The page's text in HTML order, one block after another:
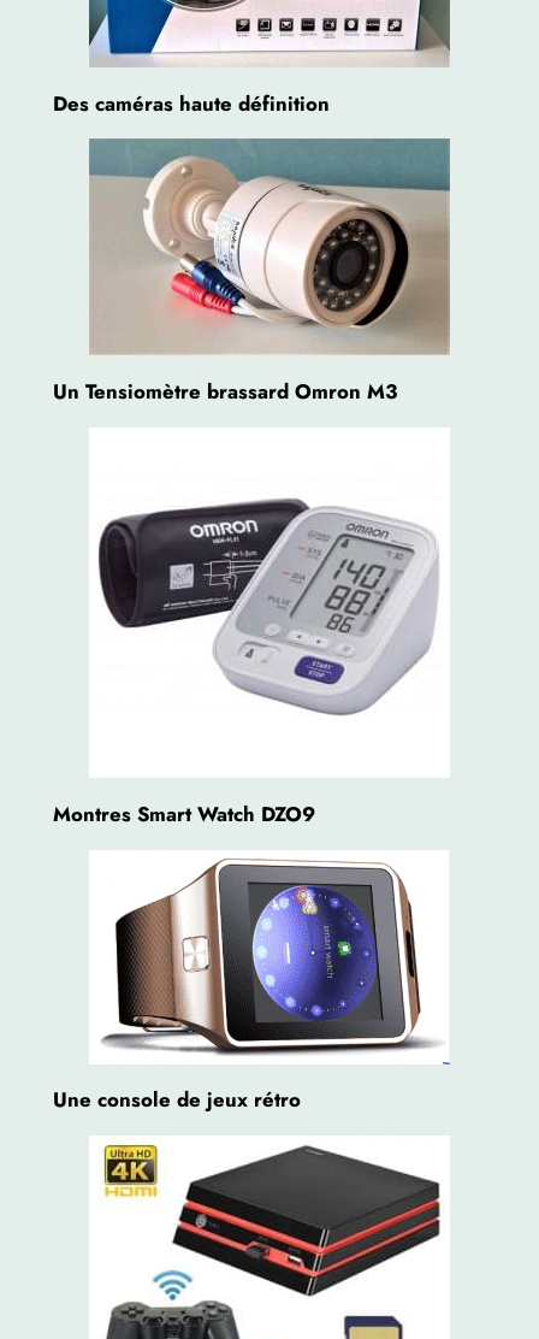
Des caméras haute définition
Un Tensiomètre brassard Omron M3
Montres Smart Watch DZO9
Une console de jeux rétro